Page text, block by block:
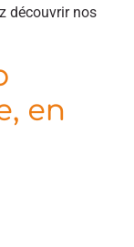
découvrir nos
en